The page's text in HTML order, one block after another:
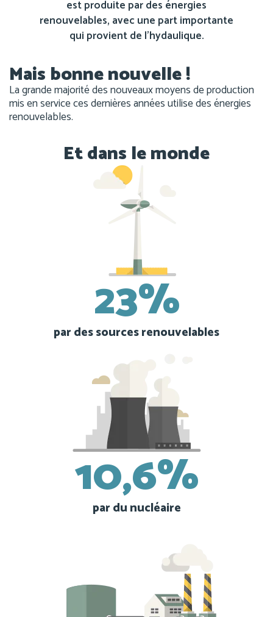
est produite par des énergies
renouvelables, avec une part importante
qui provient de l’hydaulique.
Mais bonne nouvelle !
La grande majorité des nouveaux moyens de production
mis en service ces dernières années utilise des énergies
renouvelables.
Et dans le monde
23%
par des sources renouvelables
10,6%
par du nucléaire